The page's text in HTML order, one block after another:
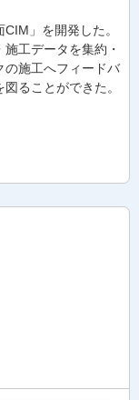
」を開発した。
工データを集約・
の施工へフィードバ
ることができた。